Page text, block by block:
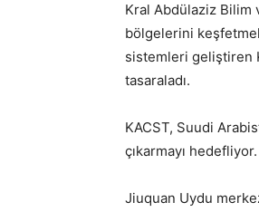
Kral Abdülaziz Bilim
bölgelerini
sistemleri geliştiren
tasaraladı.
KACST, Suudi
çıkarmayı hedefliyor.
Jiuquan Uydu